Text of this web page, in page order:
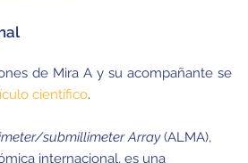
de Mira A y su acompañante se
científico.
submillimeter Array(ALMA),
internacional, es una